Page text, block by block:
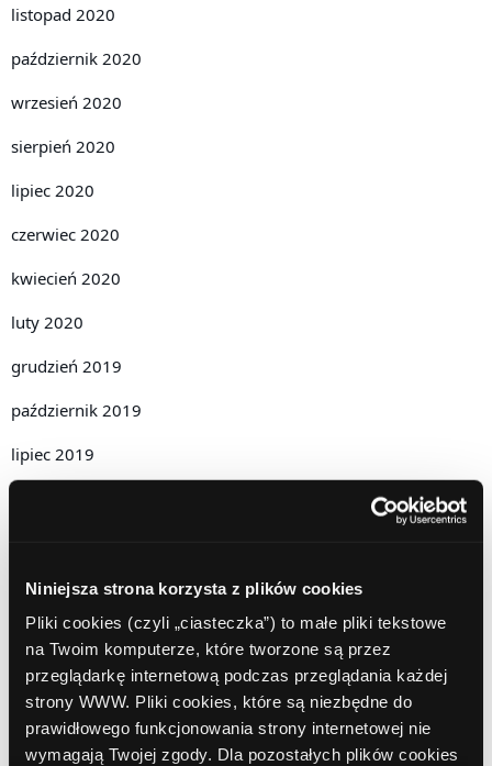
Niniejsza strona korzysta z plików cookies
Pliki cookies (czyli „ciasteczka”) to małe pliki tekstowe
na Twoim komputerze, które tworzone są przez
przeglądarkę internetową podczas przeglądania każdej
strony WWW. Pliki cookies, które są niezbędne do
prawidłowego funkcjonowania strony internetowej nie
wymagają Twojej zgody. Dla pozostałych plików cookies
listopad 2020
październik 2020
wrzesień 2020
sierpień 2020
lipiec 2020
czerwiec 2020
kwiecień 2020
luty 2020
grudzień 2019
październik 2019
lipiec 2019
kwiecień 2019
grudzień 2018
listopad 2018
październik 2018
wrzesień 2018